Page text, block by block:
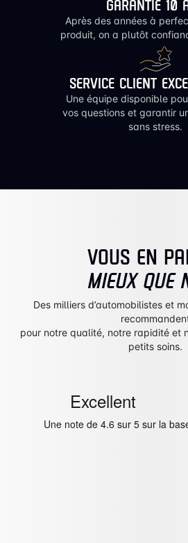
GARANTIE 10
Après des années à
produit, on a plutôt
SERVICE CLIENT
Une équipe disponible
vos questions et garantir
sans stress.
VOUS EN
MIEUX QUE
Des milliers d’automobilistes et
pour notre qualité, notre rapidité et
petits soins.